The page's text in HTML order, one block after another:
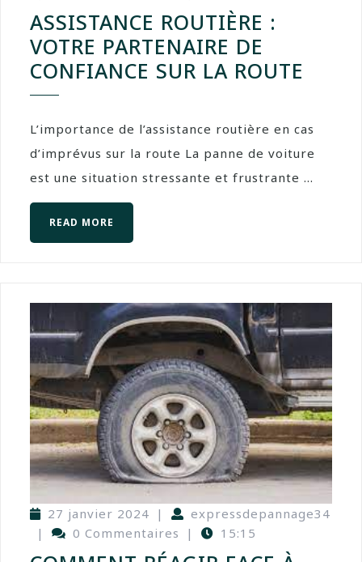
ASSISTANCE ROUTIÈRE :
VOTRE PARTENAIRE DE
CONFIANCE SUR LA ROUTE
L’importance de l’assistance routière en cas
d’imprévus sur la route La panne de voiture
est une situation stressante et frustrante ...
READ MORE
27 janvier 2024 |
expressdepannage34
|
0 Commentaires | 15:15